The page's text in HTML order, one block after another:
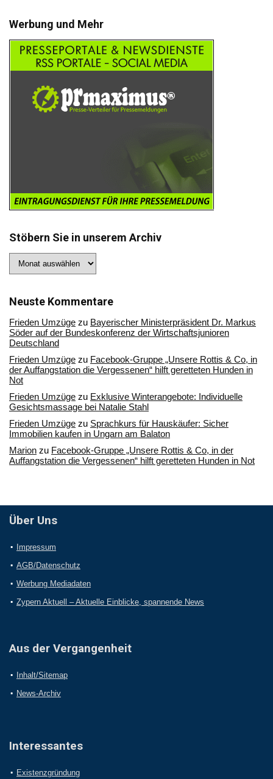
Werbung und Mehr
Stöbern Sie in unserem Archiv
Sie
Archiv
Neuste Kommentare
Frieden Umzüge zu Bayerischer Ministerpräsident Dr. Markus
Söder auf der Bundeskonferenz der Wirtschaftsjunioren
Deutschland
Frieden Umzüge zu Facebook-Gruppe „Unsere Rottis & Co, in
der Auffangstation die Vergessenen“ hilft geretteten Hunden in
Not
Frieden Umzüge zu Exklusive Winterangebote: Individuelle
Gesichtsmassage bei Natalie Stahl
Frieden Umzüge zu Sprachkurs für Hauskäufer: Sicher
Immobilien kaufen in Ungarn am Balaton
Marion zu Facebook-Gruppe „Unsere Rottis & Co, in der
Auffangstation die Vergessenen“ hilft geretteten Hunden in Not
Über Uns
Impressum
AGB/Datenschutz
Werbung Mediadaten
Zypern Aktuell – Aktuelle Einblicke, spannende News
Aus der Vergangenheit
Inhalt/Sitemap
News-Archiv
Interessantes
Existenzgründung